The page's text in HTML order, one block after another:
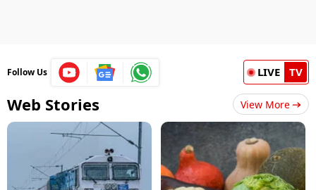
Follow Us LIVE TV
Web Stories View More